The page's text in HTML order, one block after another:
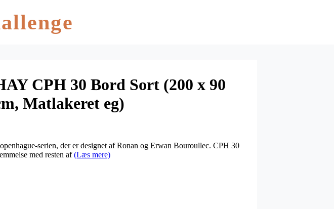
CPH 30 Bord Sort (200 x 90
Matlakeret eg)
serien, der er designet af Ronan og Erwan Bouroullec. CPH 30
med resten af(Læs mere)